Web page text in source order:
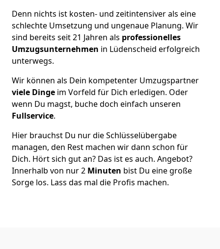
Denn nichts ist kosten- und zeitintensiver als eine
schlechte Umsetzung und ungenaue Planung. Wir
sind bereits seit 21 Jahren als professionelles
Umzugsunternehmen in Lüdenscheid erfolgreich
unterwegs.
Wir können als Dein kompetenter Umzugspartner
viele Dinge im Vorfeld für Dich erledigen. Oder
wenn Du magst, buche doch einfach unseren
Fullservice.
Hier brauchst Du nur die Schlüsselübergabe
managen, den Rest machen wir dann schon für
Dich. Hört sich gut an? Das ist es auch. Angebot?
Innerhalb von nur 2 Minuten bist Du eine große
Sorge los. Lass das mal die Profis machen.